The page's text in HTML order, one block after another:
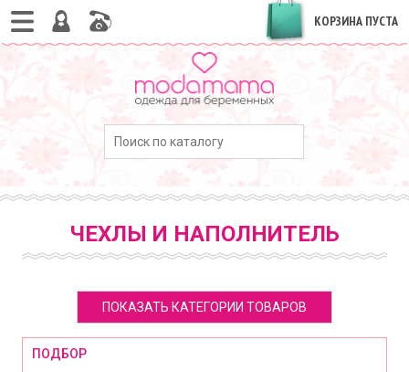
КОРЗИНА ПУСТА
ЧЕХЛЫ И НАПОЛНИТЕЛЬ
ПОКАЗАТЬ КАТЕГОРИИ ТОВАРОВ
ПОДБОР